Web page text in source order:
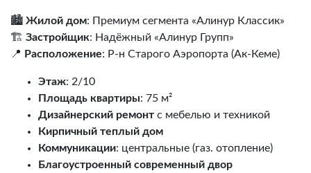
🏙️ Жилой дом: Премиум сегмента «Алинур Классик»
🏗️ Застройщик: Надёжный «Алинур Групп»
📍 Расположение: Р-н Старого Аэропорта (Ак-Кеме)
Этаж: 2/10
Площадь квартиры: 75 м²
Дизайнерский ремонт с мебелью и техникой
Кирпичный теплый дом
Коммуникации: центральные (газ. отопление)
Благоустроенный современный двор